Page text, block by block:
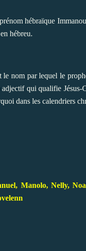
hébraïque
hébreu.
nom par lequel le
qui qualifie
dans les calendriers
Manolo, Nelly,